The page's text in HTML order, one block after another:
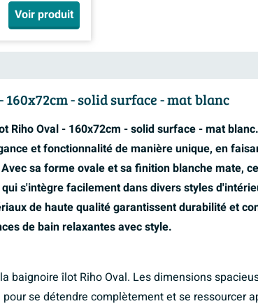
Voir produit
- solid surface - mat blanc
Riho Oval - 160x72cm - solid surface - mat
et fonctionnalité de manière unique, en
sa forme ovale et sa finition blanche mate,
s'intègre facilement dans divers styles
de haute qualité garantissent durabilité et
de bain relaxantes avec style.
baignoire îlot Riho Oval. Les dimensions
se détendre complètement et se ressourcer